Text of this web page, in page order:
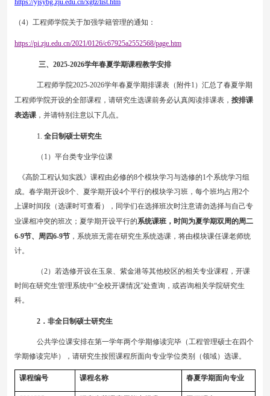
（4）工程师学院关于加强学籍管理的通知：
https://pi.zju.edu.cn/2021/0126/c67925a2552568/page.htm
三、 2025-2026学年春夏学期课程教学安排
工程师学院2025-2026学年春夏学期排课表（附件1 ）汇总了春夏学期
工程师学院开设的全部课程，请研究生选课前务必认真阅读排课表， 按排课
表选课 ，并请特别注意以下几点。
1. 全日制硕士研究生
（ 1 ） 平台类专业学位课
《高阶工程认知实践》课程由必修的8个模块学习与选修的1个系统学习组
成。春学期开设8个 夏学期开设4个平行的模块学习班，每个班均占用2个
上课时间段（选课时可查看），同学们在选择班次时注意请勿选择与自己专
业课相冲突的班次；夏学期开设平行的系统课班，时间为夏学期双周的周二
6-9节、周四6-9节 ，系统班无需在研究生系统选课，将由模块课任课老师统
计。
（2） 若选修开设在玉泉、紫金港等其他校区的相关专业课程，开课
时间在研究生管理系统中“全校开课情况”处查询，或咨询相关学院研究生
科。
2 ．非全日制硕士研究生
公共学位课安排在第一学年两个学期修读完毕（工程管理硕士在四个
学期修读完毕），请研究生按照课程所面向专业学位类别（领域）选课。
课程编号 课程名称 春夏学期面向专业